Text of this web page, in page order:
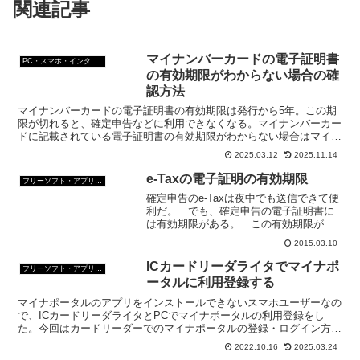
関連記事
マイナンバーカードの電子証明書
の有効期限がわからない場合の確
認方法
マイナンバーカードの電子証明書の有効期限は発行から5年。この期
限が切れると、確定申告などに利用できなくなる。マイナンバーカー
ドに記載されている電子証明書の有効期限がわからない場合はマイナ
ポータルまたはJPKI利用者ソフトで見ることができる。
2025.03.12 2025.11.14
フリーソフト・アプリ・Webサービス e-Taxの電子証明の有効期限
確定申告のe-Taxは夜中でも送信できて便
利だ。 でも、確定申告の電子証明書に
は有効期限がある。 この有効期限が切
れた電子証明書は利用できない。 確定
申告等作成コーナーで申告書を作って
「いざ送信！」という段階になって「電
子証明書が利用できな...
2015.03.10
フリーソフト・アプリ・Webサービス
ICカードリーダライタでマイナポ
ータルに利用登録する
マイナポータルのアプリをインストールできないスマホユーザーなの
で、ICカードリーダライタとPCでマイナポータルの利用登録をし
た。今回はカードリーダーでのマイナポータルの登録・ログイン方法
とログインできなくなったときの対処方法をご紹介する。
2022.10.16 2025.03.24